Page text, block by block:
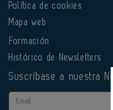
Política de cookies
Mapa web
Formación
Histórico de Newsletters
Suscríbase a nuestra
Email